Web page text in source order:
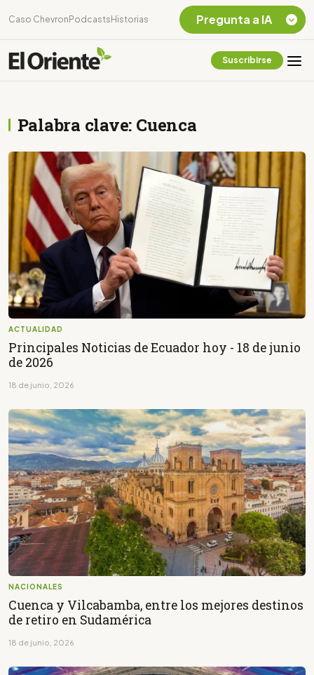
Caso Chevron Podcasts Historias
Suscribirse
Palabra clave: Cuenca
ACTUALIDAD
Principales Noticias de Ecuador hoy - 18 de junio
de 2026
18 de junio, 2026
NACIONALES
Cuenca y Vilcabamba, entre los mejores destinos
de retiro en Sudamérica
18 de junio, 2026
Pregunta a IA
Amazonia Ecuatoriana
¿En que consiste la
tasa minera que rige en
Ecuador?